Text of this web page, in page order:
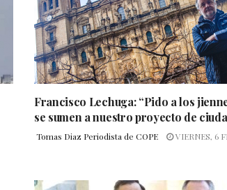
Francisco Lechuga: “Pido a los
se sumen a nuestro proyecto de
Tomas Diaz Periodista de COPE VIERNES, 6